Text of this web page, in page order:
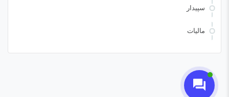
سپیدار
مالیات